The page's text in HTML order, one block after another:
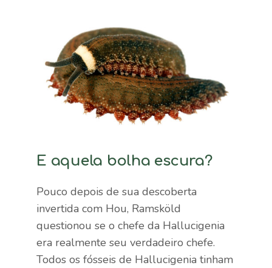
E aquela bolha escura?
Pouco depois de sua descoberta
invertida com Hou, Ramsköld
questionou se o chefe da Hallucigenia
era realmente seu verdadeiro chefe.
Todos os fósseis de Hallucigenia tinham